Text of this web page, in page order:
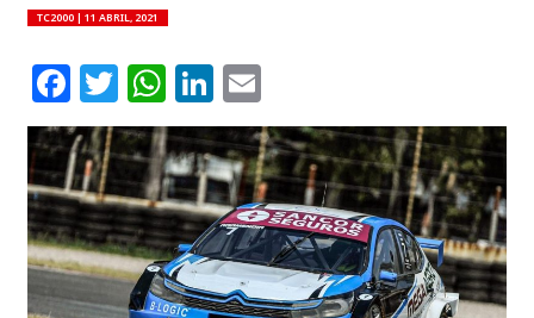
TC2000 | 11 ABRIL, 2021
Facebook
Twitter
WhatsApp
LinkedIn
Email